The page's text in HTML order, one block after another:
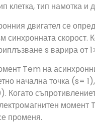
клетка, тип намотка и
двигател се
синхронната скорост.
s варира от
Tem на
начална точка (s=
променя.